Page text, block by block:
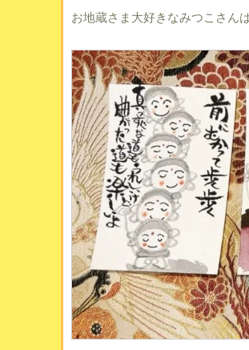
お地蔵さま大好きなみつこさん